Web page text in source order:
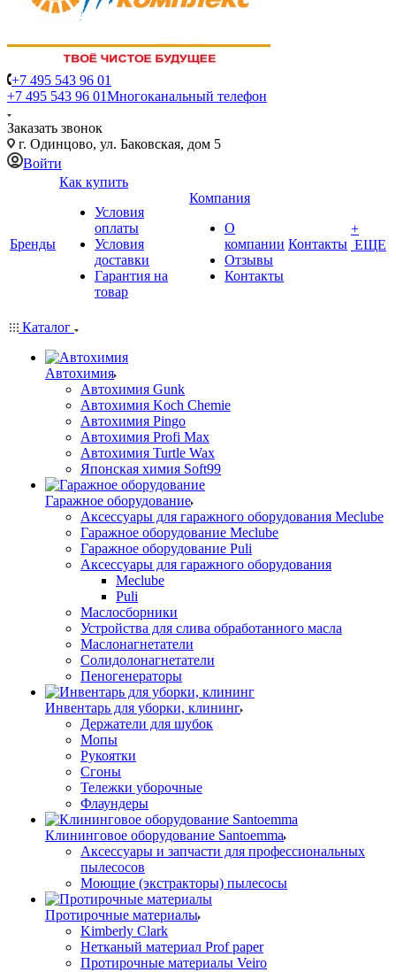
+7 495 543 96 01
+7 495 543 96 01Многоканальный телефон
Заказать звонок
г. Одинцово, ул. Баковская, дом 5
Войти
Бренды
Как купить
Условия
оплаты
Условия
доставки
Гарантия на
товар
Компания
О
компании
Отзывы
Контакты
Контакты
+
ЕЩЕ
Каталог
Автохимия
Автохимия Gunk
Автохимия Koch Chemie
Автохимия Pingo
Автохимия Profi Max
Автохимия Turtle Wax
Японская химия Soft99
Гаражное оборудование
Аксессуары для гаражного оборудования Meclube
Гаражное оборудование Meclube
Гаражное оборудование Puli
Аксессуары для гаражного оборудования
Meclube
Puli
Маслосборники
Устройства для слива обработанного масла
Маслонагнетатели
Солидолонагнетатели
Пеногенераторы
Инвентарь для уборки, клининг
Держатели для шубок
Мопы
Рукоятки
Сгоны
Тележки уборочные
Флаундеры
Клининговое оборудование Santoemma
Аксессуары и запчасти для профессиональных
пылесосов
Моющие (экстракторы) пылесосы
Протирочные материалы
Kimberly Clark
Нетканый материал Prof paper
Протирочные материалы Veiro